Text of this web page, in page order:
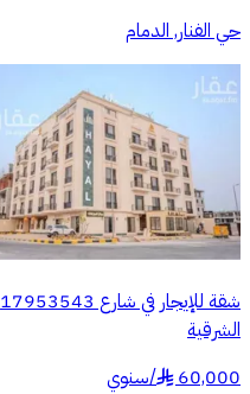
حي الفنار, الدمام
الشرقية
60,000
§
/سنوي